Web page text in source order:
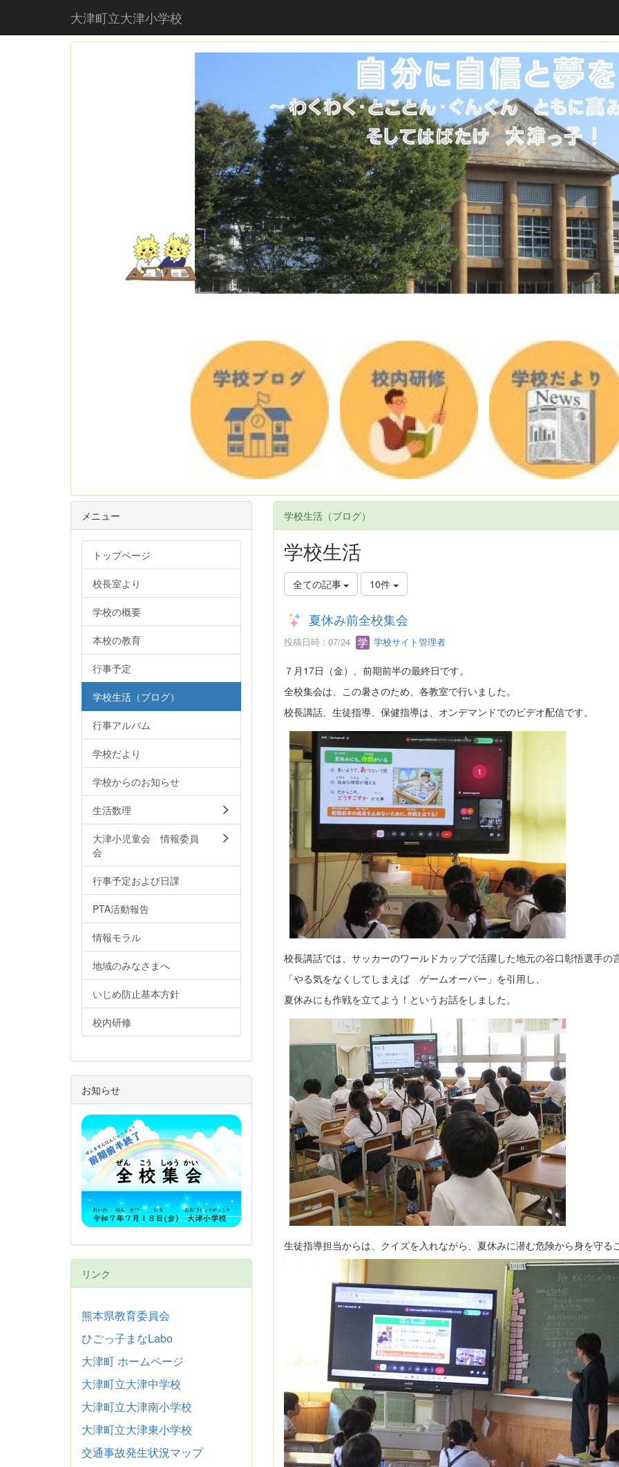
大津町立大津小学校
学校生活（ブログ）
学校生活
全ての記事 10件
夏休み前全校集会
投稿日時 : 07/24 学校サイト管理者
７月17日（金）、前期前半の最終日です。
全校集会は、この暑さのため、各教室で行いました。
校長講話、生徒指導、保健指導は、オンデマンドでのビデオ配信です。
校長講話では、サッカーのワールドカップで活躍した地元の谷口彰悟選手の
「やる気をなくしてしまえば ゲームオーバー」を引用し、
夏休みにも作戦を立てよう！というお話をしました。
生徒指導担当からは、クイズを入れながら、夏休みに潜む危険から身を守る
メニュー
トップページ
校長室より
学校の概要
本校の教育
行事予定
学校生活（ブログ）
行事アルバム
学校だより
学校からのお知らせ
生活数理
大津小児童会 情報委員
会
行事予定および日課
PTA活動報告
情報モラル
地域のみなさまへ
いじめ防止基本方針
校内研修
お知らせ
リンク
熊本県教育委員会
ひごっ子まなLabo
大津町 ホームページ
大津町立大津中学校
大津町立大津南小学校
大津町立大津東小学校
交通事故発生状況マップ